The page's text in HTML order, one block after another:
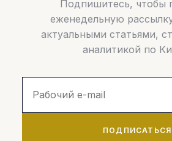
Подпишитесь, чтобы
еженедельную
актуальными статьями,
аналитикой по
ПОДПИСАТЬСЯ